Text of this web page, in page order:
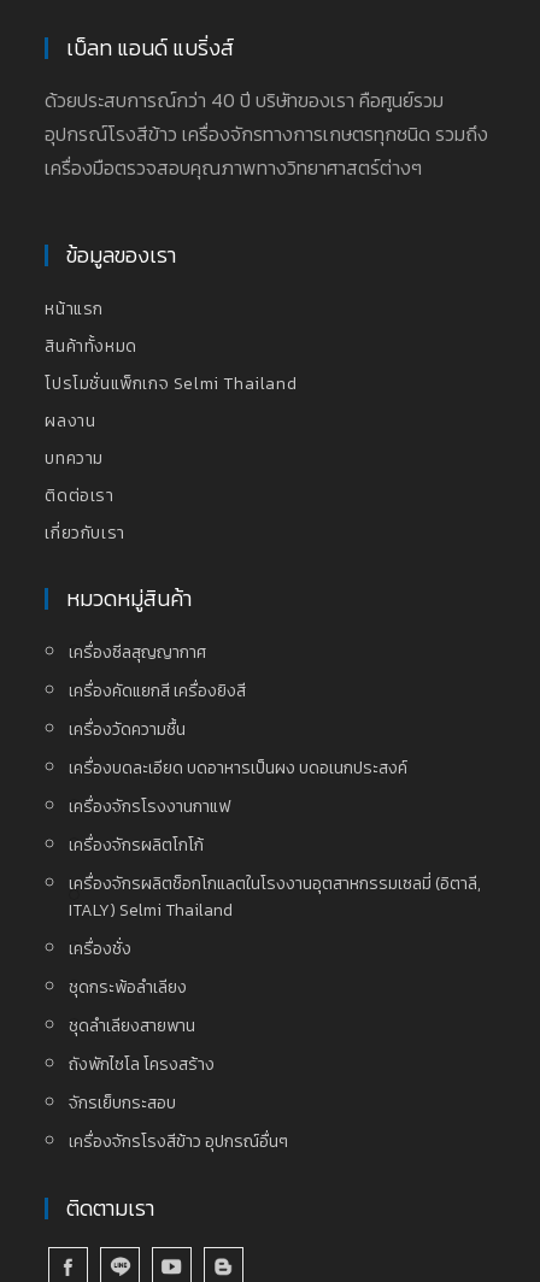
เบ็ลท แอนด์ แบริ่งส์
ด้วยประสบการณ์กว่า 40 ปี บริษัทของเรา คือศูนย์รวม
อุปกรณ์โรงสีข้าว เครื่องจักรทางการเกษตรทุกชนิด รวมถึง
เครื่องมือตรวจสอบคุณภาพทางวิทยาศาสตร์ต่างๆ
ข้อมูลของเรา
หน้าแรก
สินค้าทั้งหมด
โปรโมชั่นแพ็กเกจ Selmi Thailand
ผลงาน
บทความ
ติดต่อเรา
เกี่ยวกับเรา
หมวดหมู่สินค้า
เครื่องซีลสุญญากาศ
เครื่องคัดแยกสี เครื่องยิงสี
เครื่องวัดความชื้น
เครื่องบดละเอียด บดอาหารเป็นผง บดอเนกประสงค์
เครื่องจักรโรงงานกาแฟ
เครื่องจักรผลิตโกโก้
เครื่องจักรผลิตช็อกโกแลตในโรงงานอุตสาหกรรมเซลมี่ (อิตาลี,
ITALY) Selmi Thailand
เครื่องชั่ง
ชุดกระพ้อลำเลียง
ชุดลำเลียงสายพาน
ถังพักไซโล โครงสร้าง
จักรเย็บกระสอบ
เครื่องจักรโรงสีข้าว อุปกรณ์อื่นๆ
ติดตามเรา